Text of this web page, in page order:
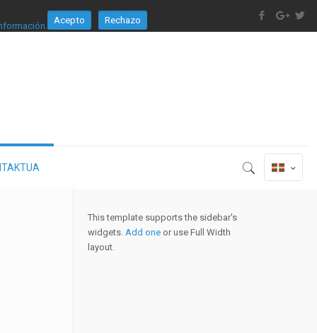
This template supports the sidebar's
widgets. Add oneor use Full Width
layout.
Acepto Rechazo